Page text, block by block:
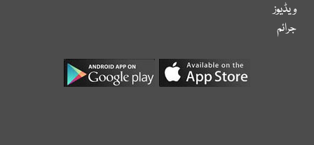
ویڈیوز
جرائم